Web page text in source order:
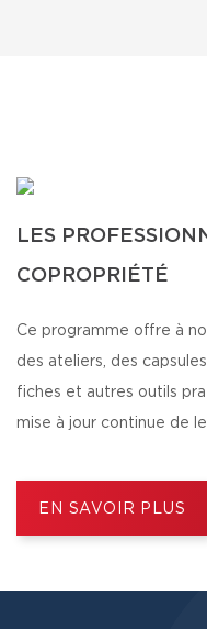
LES
COPROPRIÉTÉ
Ce programme offre à
des ateliers, des
fiches et autres outils
mise à jour continue de
EN SAVOIR PLUS